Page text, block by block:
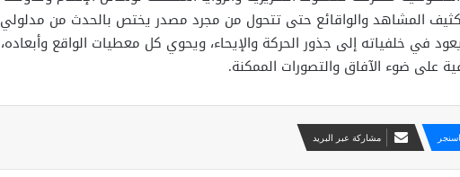
المشاهد والواقائع حتى تتحول من مجرد مصدر يختص بالحدث من مدلولي
في خلفياته إلى جذور الحركة والإيحاء، ويحوي كل معطيات الواقع وأبعاده،
على ضوء الآفاق والتصورات الممكنة.
مشاركة عبر البريد